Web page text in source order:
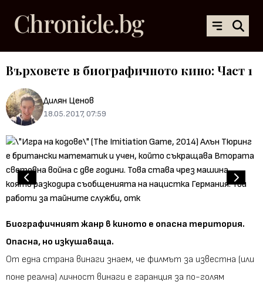
Върховете в биографичното кино: Част 1
Дилян Ценов
18.05.2017, 07:59
Биографичният жанр в киното е опасна територия.
Опасна, но изкушаваща.
От една страна винаги знаем, че филмът за известна (или
поне реална) личност винаги е гаранция за по-голям